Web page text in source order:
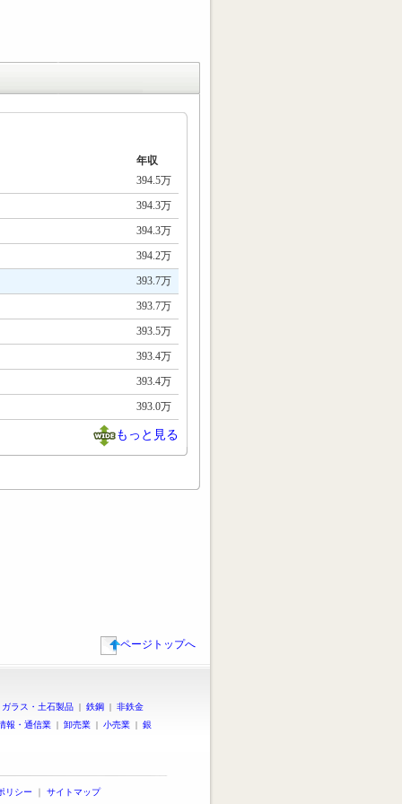
年収
394.5万
394.3万
394.3万
394.2万
393.7万
393.7万
393.5万
393.4万
393.4万
393.0万
もっと見る
ページトップへ
ガラス・土石製品 | 鉄鋼 | 非鉄金
報・通信業 | 卸売業 | 小売業 | 銀
リシー ｜ サイトマップ